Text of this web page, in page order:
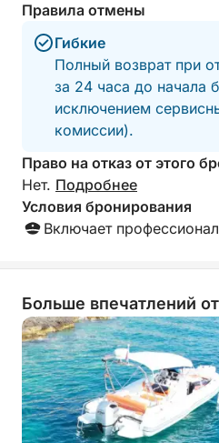
маской и трубкой —
Правила отмены
Гибкие
Полный возврат при
за 24 часа до начала
исключением
комиссии).
Право на отказ от этого
Нет. Подробнее
Условия бронирования
Включает
Больше впечатлений